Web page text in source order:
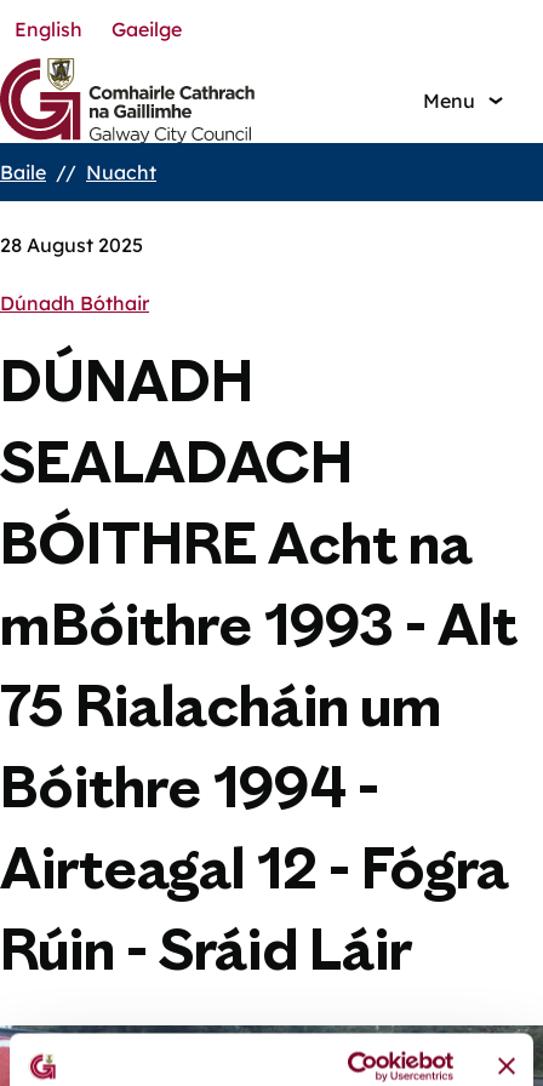
Skip
to
main
content
English Gaeilge
Menu
Breadcrumbs
Baile Nuacht
28 August 2025
Dúnadh Bóthair
DÚNADH
SEALADACH
BÓITHRE Acht na
mBóithre 1993 - Alt
75 Rialacháin um
Bóithre 1994 -
Airteagal 12 - Fógra
Rúin - Sráid Láir